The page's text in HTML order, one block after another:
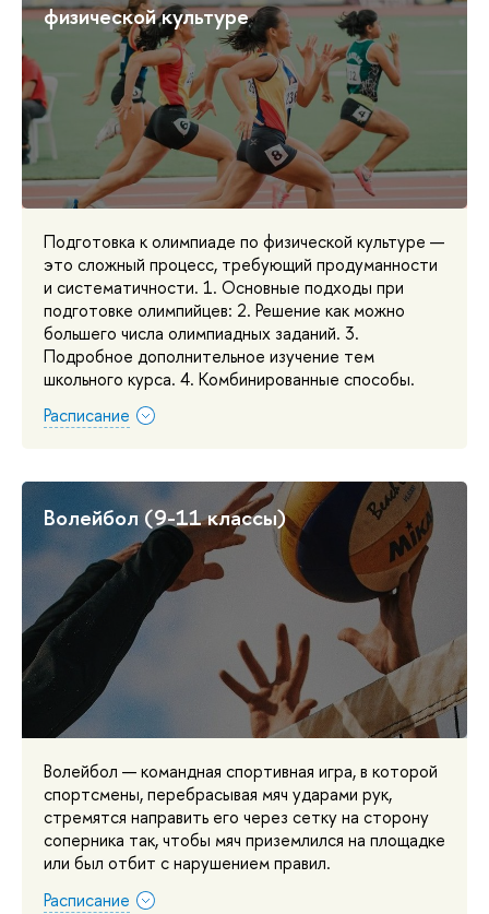
физической культуре
Подготовка к олимпиаде по физической культуре —
это сложный процесс, требующий продуманности
и систематичности. 1. Основные подходы при
подготовке олимпийцев: 2. Решение как можно
большего числа олимпиадных заданий. 3.
Подробное дополнительное изучение тем
школьного курса. 4. Комбинированные способы.
Расписание
Волейбол (9-11 классы)
Волейбол — командная спортивная игра, в которой
спортсмены, перебрасывая мяч ударами рук,
стремятся направить его через сетку на сторону
соперника так, чтобы мяч приземлился на площадке
или был отбит с нарушением правил.
Расписание